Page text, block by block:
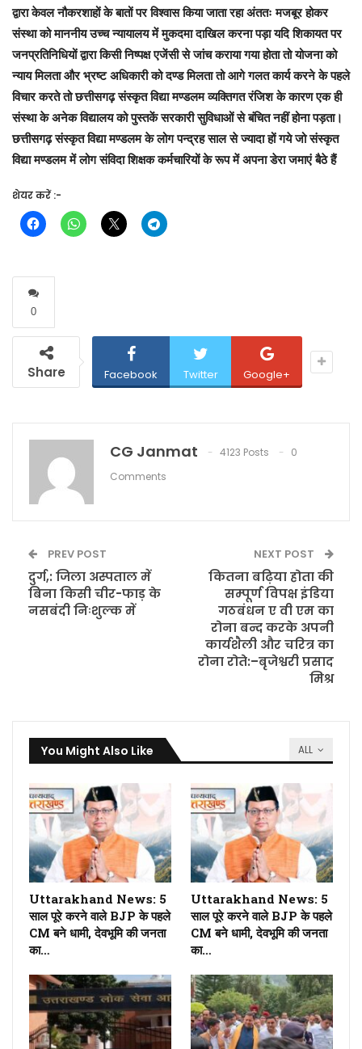
द्वारा केवल नौकरशाहों के बातों पर विश्वास किया जाता रहा अंततः मजबूर होकर
संस्था को माननीय उच्च न्यायालय में मुकदमा दाखिल करना पड़ा यदि शिकायत पर
जनप्रतिनिधियों द्वारा किसी निष्पक्ष एजेंसी से जांच कराया गया होता तो योजना को
न्याय मिलता और भ्रष्ट अधिकारी को दण्ड मिलता तो आगे गलत कार्य करने के पहले
विचार करते तो छत्तीसगढ़ संस्कृत विद्या मण्डलम व्यक्तिगत रंजिश के कारण एक ही
संस्था के अनेक विद्यालय को पुस्तकें सरकारी सुविधाओं से बंचित नहीं होना पड़ता।
छत्तीसगढ़ संस्कृत विद्या मण्डलम के लोग पन्द्रह साल से ज्यादा हों गये जो संस्कृत
विद्या मण्डलम में लोग संविदा शिक्षक कर्मचारियों के रूप में अपना डेरा जमाएं बैठे हैं
शेयर करें :-
0
Share Facebook Twitter Google+
CG Janmat 4123 Posts
0
Comments
PREV POST
दुर्ग,: जिला अस्पताल में
बिना किसी चीर-फाड़ के
नसबंदी निःशुल्क में
NEXT POST
कितना बढ़िया होता की
सम्पूर्ण विपक्ष इंडिया
गठबंधन ए वी एम का
रोना बन्द करके अपनी
कार्यशैली और चरित्र का
रोना रोते:–बृजेश्वरी प्रसाद
मिश्र
ALL
You Might Also Like
Uttarakhand News: 5
साल पूरे करने वाले BJP के पहले
CM बने धामी, देवभूमि की जनता
का…
Uttarakhand News: 5
साल पूरे करने वाले BJP के पहले
CM बने धामी, देवभूमि की जनता
का…